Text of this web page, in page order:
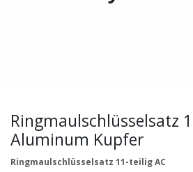
Ringmaulschlüsselsatz
Aluminum Kupfer
Ringmaulschlüsselsatz 11-teilig AC